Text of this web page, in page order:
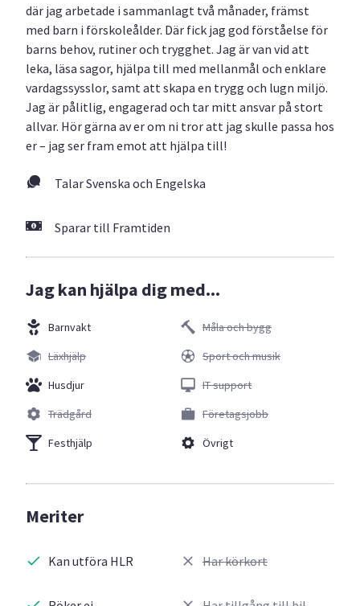
där jag arbetade i sammanlagt två månader, främst
med barn i förskoleålder. Där fick jag god förståelse för
barns behov, rutiner och trygghet. Jag är van vid att
leka, läsa sagor, hjälpa till med mellanmål och enklare
vardagssysslor, samt att skapa en trygg och lugn miljö.
Jag är pålitlig, engagerad och tar mitt ansvar på stort
allvar. Hör gärna av er om ni tror att jag skulle passa hos
er – jag ser fram emot att hjälpa till!
Talar Svenska och Engelska
Sparar till Framtiden
Jag kan hjälpa dig med...
Barnvakt
Läxhjälp
Husdjur
Trädgård
Festhjälp
Måla och bygg
Sport och musik
IT support
Företagsjobb
Övrigt
Meriter
Kan utföra HLR Har körkort